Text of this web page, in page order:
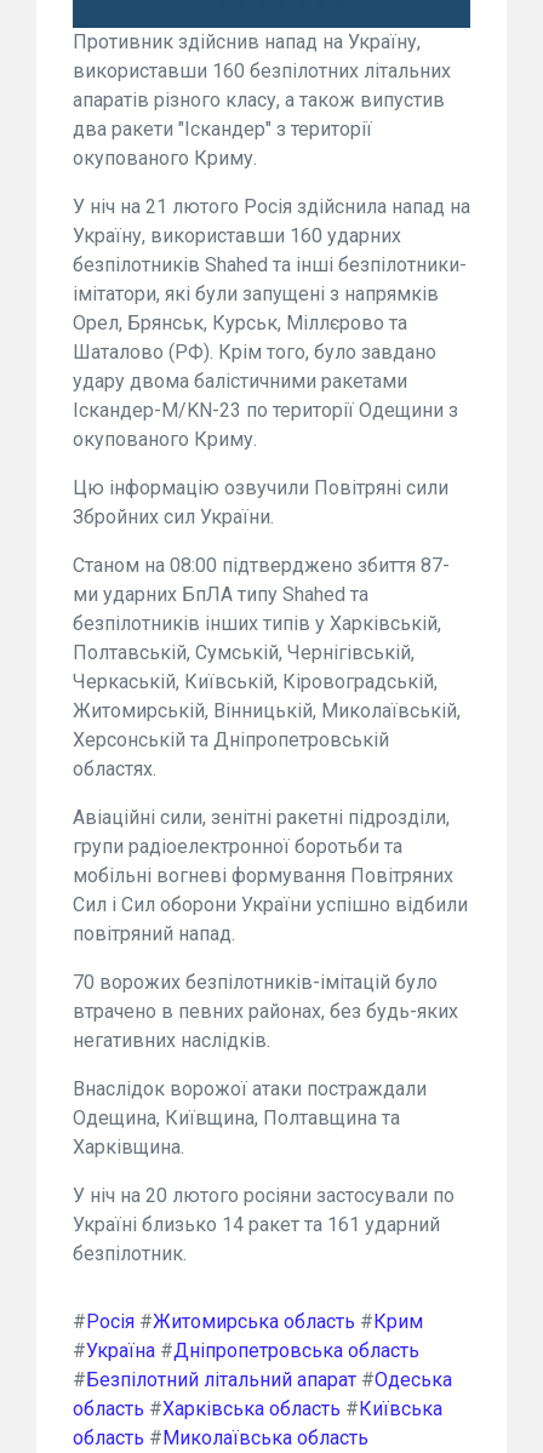
Противник здійснив напад на Україну,
використавши 160 безпілотних літальних
апаратів різного класу, а також випустив
два ракети "Іскандер" з території
окупованого Криму.
У ніч на 21 лютого Росія здійснила напад на
Україну, використавши 160 ударних
безпілотників Shahed та інші безпілотники-
імітатори, які були запущені з напрямків
Орел, Брянськ, Курськ, Міллєрово та
Шаталово (РФ). Крім того, було завдано
удару двома балістичними ракетами
Іскандер-М/KN-23 по території Одещини з
окупованого Криму.
Цю інформацію озвучили Повітряні сили
Збройних сил України.
Станом на 08:00 підтверджено збиття 87-
ми ударних БпЛА типу Shahed та
безпілотників інших типів у Харківській,
Полтавській, Сумській, Чернігівській,
Черкаській, Київській, Кіровоградській,
Житомирській, Вінницькій, Миколаївській,
Херсонській та Дніпропетровській
областях.
Авіаційні сили, зенітні ракетні підрозділи,
групи радіоелектронної боротьби та
мобільні вогневі формування Повітряних
Сил і Сил оборони України успішно відбили
повітряний напад.
70 ворожих безпілотників-імітацій було
втрачено в певних районах, без будь-яких
негативних наслідків.
Внаслідок ворожої атаки постраждали
Одещина, Київщина, Полтавщина та
Харківщина.
У ніч на 20 лютого росіяни застосували по
Україні близько 14 ракет та 161 ударний
безпілотник.
#Росія #Житомирська область #Крим
#Україна #Дніпропетровська область
#Безпілотний літальний апарат #Одеська
область #Харківська область #Київська
область #Миколаївська область